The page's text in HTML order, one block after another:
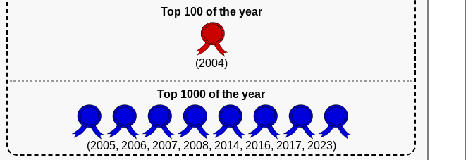
Top 100 of the year
(2004)
Top 1000 of the year
(2005, 2006, 2007, 2008, 2014, 2016, 2017, 2023)